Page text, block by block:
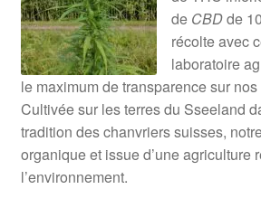
deCBDde
récolte avec
laboratoire
le maximum de transparence sur
Cultivée sur les terres du Sseeland
tradition des chanvriers suisses,
organique et issue d’une agriculture
l’environnement.